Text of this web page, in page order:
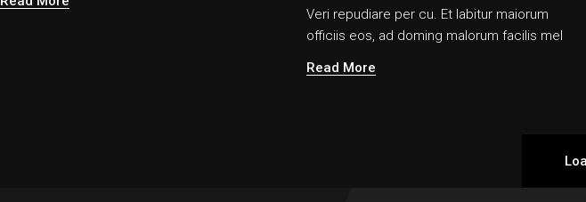
Veri repudiare per cu. Et labitur maiorum
officiis eos, ad doming malorum facilis mel
Read More